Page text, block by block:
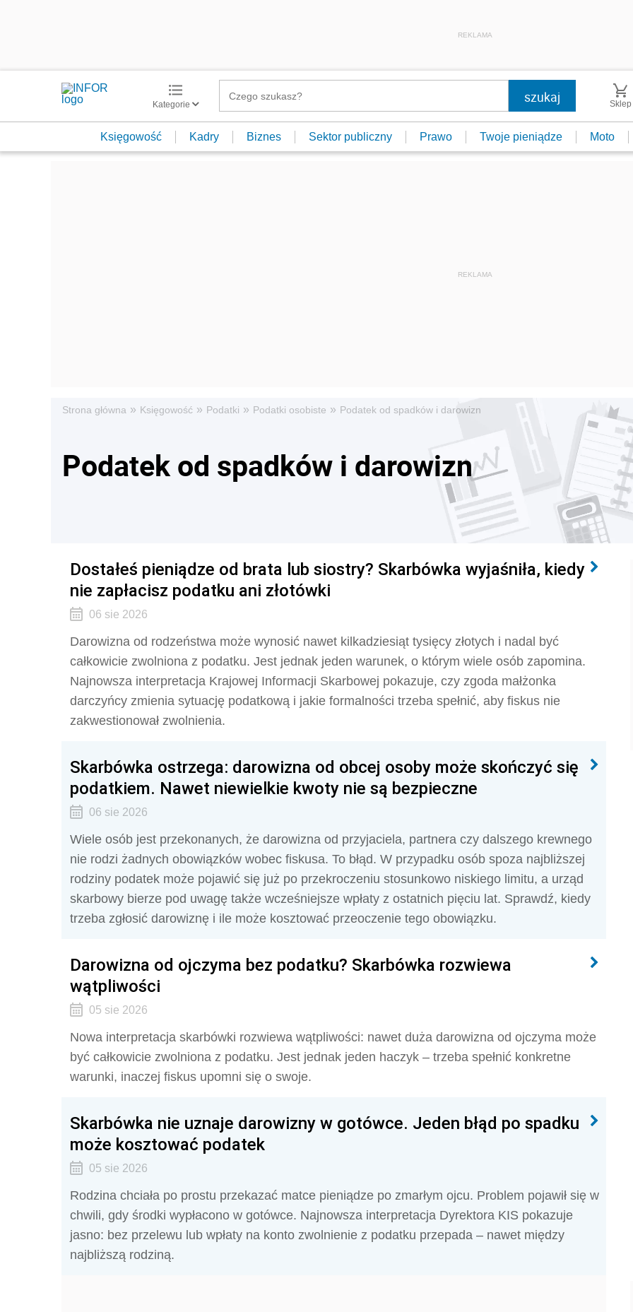
REKLAMA
Kategorie Sklep
Księgowość Kadry Biznes Sektor publiczny Prawo Twoje pieniądze Moto
Strona główna » Księgowość » Podatki » Podatki osobiste » Podatek od spadków i darowizn
Podatek od spadków i darowizn
Dostałeś pieniądze od brata lub siostry? Skarbówka wyjaśniła, kiedy
nie zapłacisz podatku ani złotówki
06 sie 2026
Darowizna od rodzeństwa może wynosić nawet kilkadziesiąt tysięcy złotych i nadal być
całkowicie zwolniona z podatku. Jest jednak jeden warunek, o którym wiele osób zapomina.
Najnowsza interpretacja Krajowej Informacji Skarbowej pokazuje, czy zgoda małżonka
darczyńcy zmienia sytuację podatkową i jakie formalności trzeba spełnić, aby fiskus nie
zakwestionował zwolnienia.
Skarbówka ostrzega: darowizna od obcej osoby może skończyć się
podatkiem. Nawet niewielkie kwoty nie są bezpieczne
06 sie 2026
Wiele osób jest przekonanych, że darowizna od przyjaciela, partnera czy dalszego krewnego
nie rodzi żadnych obowiązków wobec fiskusa. To błąd. W przypadku osób spoza najbliższej
rodziny podatek może pojawić się już po przekroczeniu stosunkowo niskiego limitu, a urząd
skarbowy bierze pod uwagę także wcześniejsze wpłaty z ostatnich pięciu lat. Sprawdź, kiedy
trzeba zgłosić darowiznę i ile może kosztować przeoczenie tego obowiązku.
Darowizna od ojczyma bez podatku? Skarbówka rozwiewa
wątpliwości
05 sie 2026
Nowa interpretacja skarbówki rozwiewa wątpliwości: nawet duża darowizna od ojczyma może
być całkowicie zwolniona z podatku. Jest jednak jeden haczyk – trzeba spełnić konkretne
warunki, inaczej fiskus upomni się o swoje.
Skarbówka nie uznaje darowizny w gotówce. Jeden błąd po spadku
może kosztować podatek
05 sie 2026
Rodzina chciała po prostu przekazać matce pieniądze po zmarłym ojcu. Problem pojawił się w
chwili, gdy środki wypłacono w gotówce. Najnowsza interpretacja Dyrektora KIS pokazuje
jasno: bez przelewu lub wpłaty na konto zwolnienie z podatku przepada – nawet między
najbliższą rodziną.